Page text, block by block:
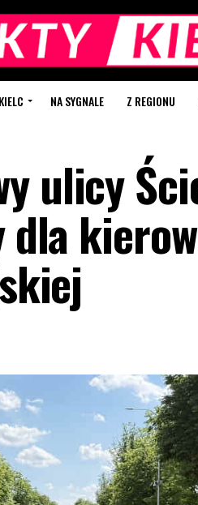
NA SYGNALE Z REGIONU
ulicy